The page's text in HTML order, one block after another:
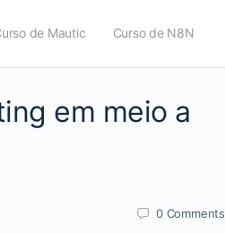
de Mautic Curso de N8N
em meio a
0 Comments